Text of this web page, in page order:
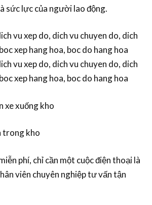
sức lực của người lao động.
vu xep do, dich vu chuyen do, dich
xep hang hoa, boc do hang hoa
vu xep do, dich vu chuyen do, dich
xep hang hoa, boc do hang hoa
xe xuống kho
trong kho
phí, chỉ cần một cuộc điện thoại là
viên chuyên nghiệp tư vấn tận